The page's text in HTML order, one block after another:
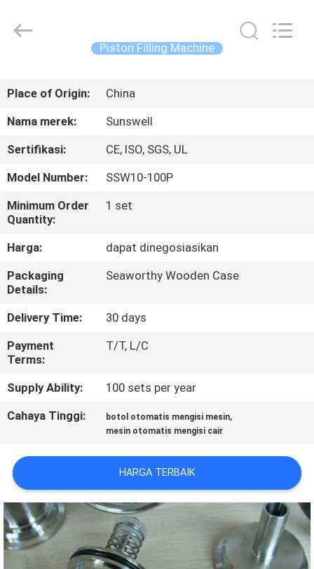
PRODUK
TENTANG
KAMI
TUR
PABRIK
KONTROL
KUALITAS
HUBUNGI
BERITA
PERMINTAAN
PENAWARAN
Piston Filling Machine
Place of Origin:
China
Nama merek:
Sunswell
Sertifikasi:
CE, ISO, SGS, UL
Model Number:
SSW10-100P
Minimum Order
Quantity:
1 set
Harga:
dapat dinegosiasikan
Packaging
Details:
Seaworthy Wooden Case
Delivery Time:
30 days
Payment
Terms:
T/T, L/C
Supply Ability:
100 sets per year
Cahaya Tinggi:
botol otomatis mengisi mesin,
mesin otomatis mengisi cair
HARGA TERBAIK